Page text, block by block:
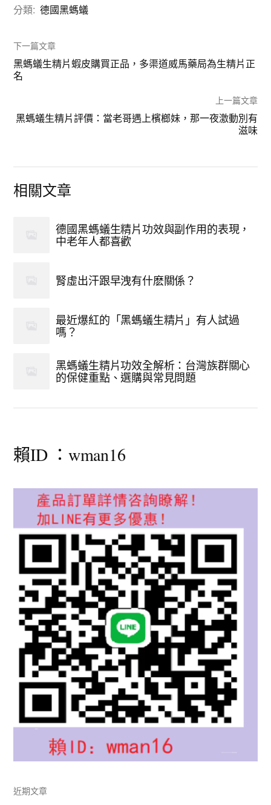
分類: 德國黑螞蟻
下一篇文章
黑螞蟻生精片蝦皮購買正品，多渠道威馬藥局為生精片正
名
上一篇文章
黑螞蟻生精片評價：當老哥遇上檳榔妹，那一夜激動別有
滋味
相關文章
德國黑螞蟻生精片功效與副作用的表現，
中老年人都喜歡
腎虛出汗跟早洩有什麽關係？
最近爆紅的「黑螞蟻生精片」有人試過
嗎？
黑螞蟻生精片功效全解析：台灣族群關心
的保健重點、選購與常見問題
賴ID ：wman16
近期文章